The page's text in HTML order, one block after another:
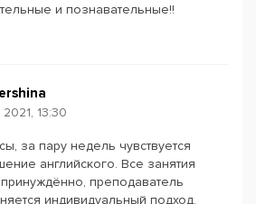
и познавательные!!
13:30
за пару недель чувствуется
английского. Все занятия
преподаватель
индивидуальный подход.